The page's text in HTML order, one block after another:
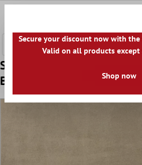
Sample Vloertegels Beton
Bruin 60x60cm
Secure your discount now with the
Valid on all products except
Shop now